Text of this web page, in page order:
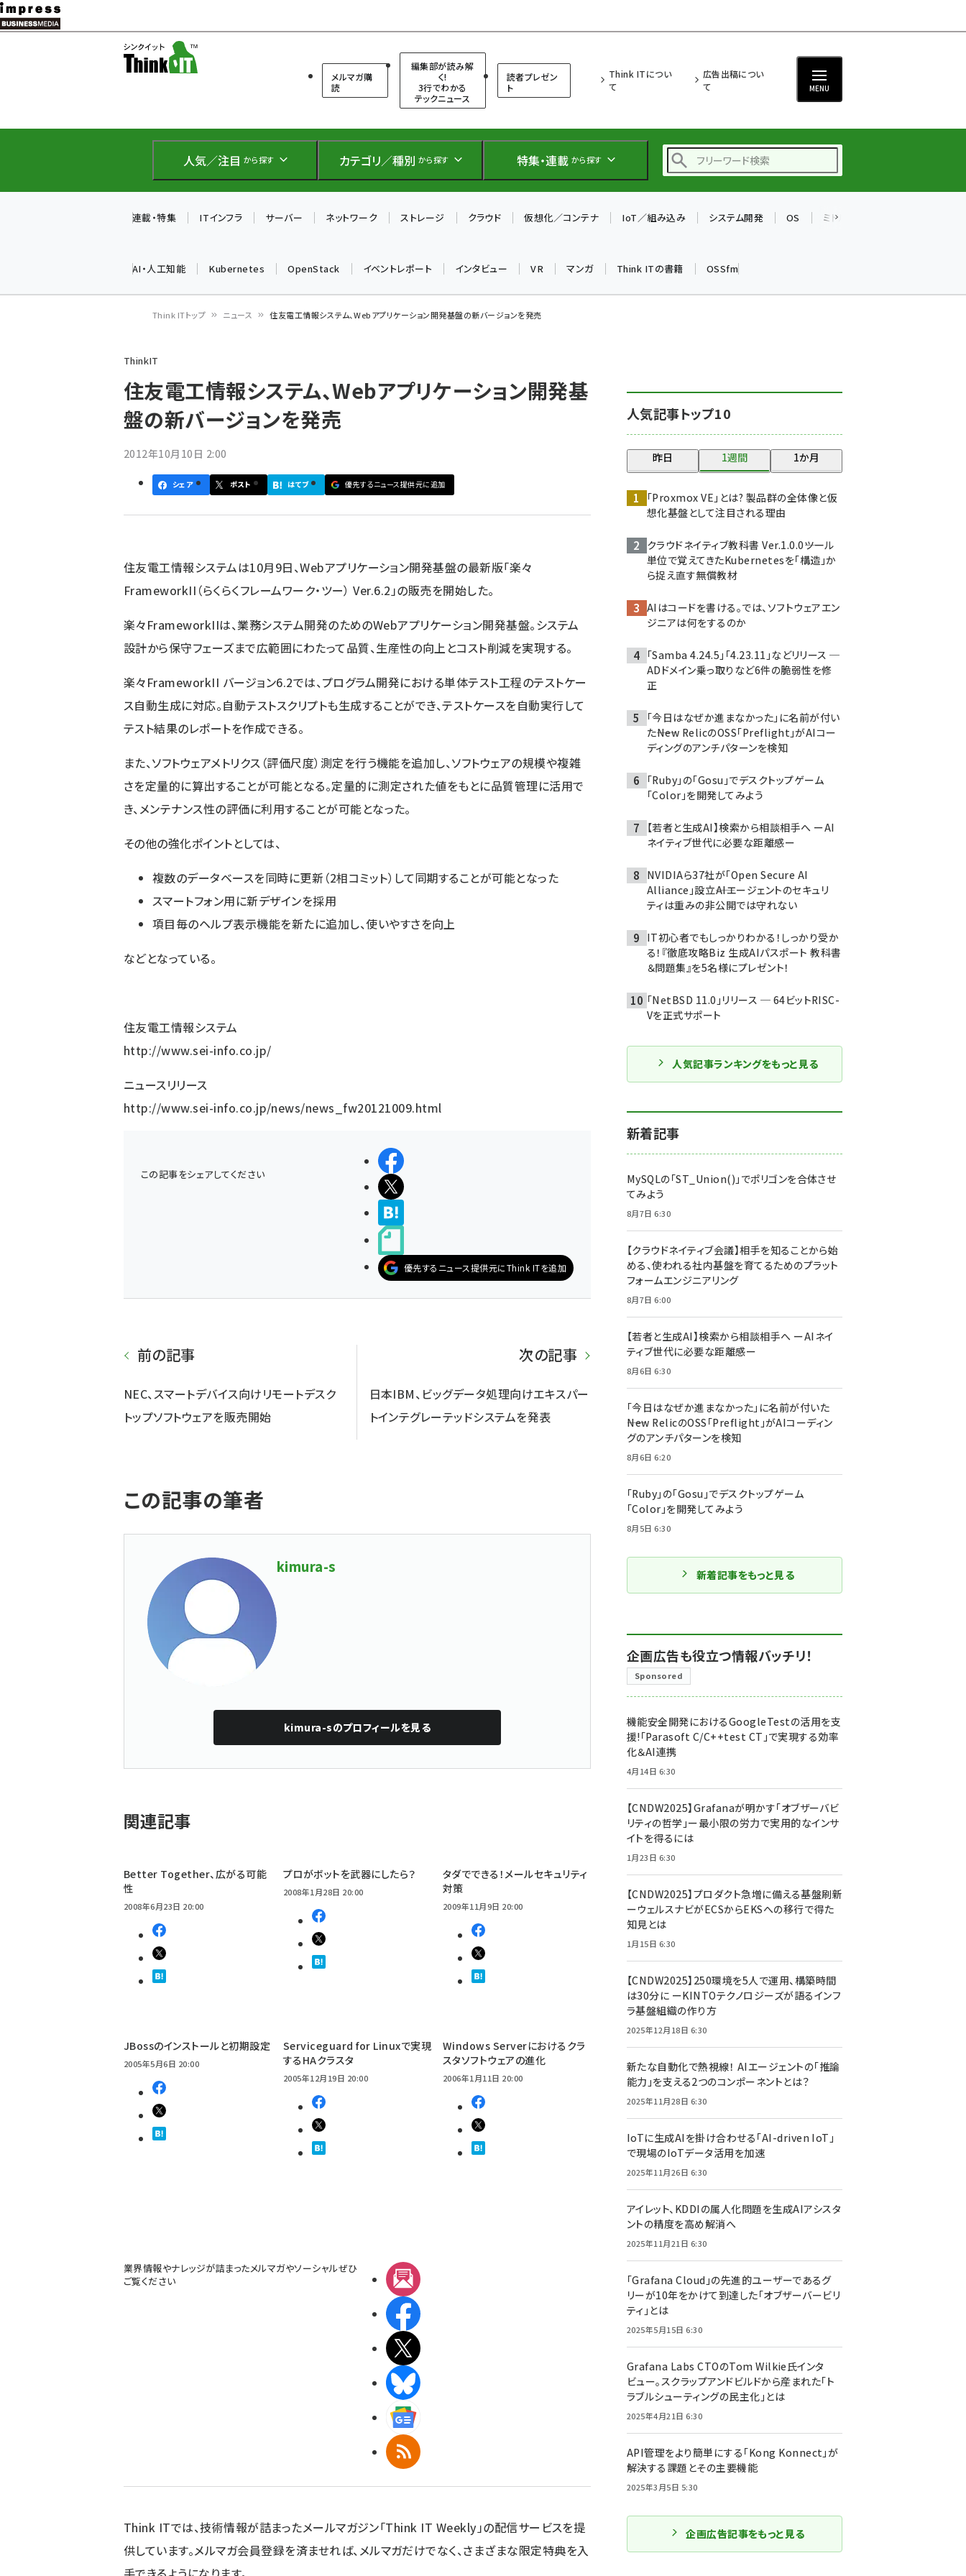
メ
イ
テ
に
メルマガ購
読
編集部が読み解
く!
3行でわかる
テックニュース
読者プレゼン
ト
Think ITについ
て
広告出稿につい
て
MENU
人気／注目 から探す カテゴリ／種別 から探す 特集・連載 から探す
仲間と築いた勝利の絆～
drupal (1963)
genai (1492)
abc123 (1367)
連載・特集 ITインフラ サーバー ネットワーク ストレージ クラウド 仮想化／コンテナ IoT／組み込み システム開発 OS ミドルウェア
AI・人工知能 Kubernetes OpenStack イベントレポート インタビュー VR マンガ Think ITの書籍 OSSfm
ン
く
ず
Think ITトップ ニュース 住友電工情報システム、Webアプリケーション開発基盤の新バージョンを発売
ThinkIT
住友電工情報システム、Webアプリケーション開発基
盤の新バージョンを発売
2012年10月10日 2:00
シェア ポスト はてブ 優先するニュース提供元に追加
住友電工情報システムは10月9日、Webアプリケーション開発基盤の最新版「楽々
FrameworkII（らくらくフレームワーク・ツー） Ver.6.2」の販売を開始した。
楽々FrameworkIIは、業務システム開発のためのWebアプリケーション開発基盤。システム
設計から保守フェーズまで広範囲にわたって品質、生産性の向上とコスト削減を実現する。
楽々FrameworkII バージョン6.2では、プログラム開発における単体テスト工程のテストケー
ス自動生成に対応。自動テストスクリプトも生成することができ、テストケースを自動実行して
テスト結果のレポートを作成できる。
また、ソフトウェアメトリクス（評価尺度）測定を行う機能を追加し、ソフトウェアの規模や複雑
さを定量的に算出することが可能となる。定量的に測定された値をもとに品質管理に活用で
き、メンテナンス性の評価に利用することが可能となった。
その他の強化ポイントとしては、
複数のデータベースを同時に更新（2相コミット）して同期することが可能となった
スマートフォン用に新デザインを採用
項目毎のヘルプ表示機能を新たに追加し、使いやすさを向上
などとなっている。
住友電工情報システム
http://www.sei-info.co.jp/
ニュースリリース
http://www.sei-info.co.jp/news/news_fw20121009.html
この記事をシェアしてください
シェアする
ポストする
優先するニュース提供元にThink ITを追加
前の記事
NEC、スマートデバイス向けリモートデスク
トップソフトウェアを販売開始
次の記事
日本IBM、ビッグデータ処理向けエキスパー
トインテグレーテッドシステムを発表
この記事の筆者
kimura-s
kimura-sのプロフィールを見る
関連記事
Better Together、広がる可能
性
2008年6月23日 20:00
プロがボットを武器にしたら？
2008年1月28日 20:00
タダでできる！メールセキュリティ
対策
2009年11月9日 20:00
JBossのインストールと初期設定
2005年5月6日 20:00
Serviceguard for Linuxで実現
するHAクラスタ
2005年12月19日 20:00
Windows Serverにおけるクラ
スタソフトウェアの進化
2006年1月11日 20:00
業界情報やナレッジが詰まったメルマガやソーシャルぜひ
ご覧ください
RSS
Think ITでは、技術情報が詰まったメールマガジン「Think IT Weekly」の配信サービスを提
供しています。メルマガ会員登録を済ませれば、メルマガだけでなく、さまざまな限定特典を入
人気記事トップ10
昨日 1週間 1か月
「Proxmox VE」とは? 製品群の全体像と仮
想化基盤として注目される理由
クラウドネイティブ教科書 Ver.1.0.0――ツール
単位で覚えてきたKubernetesを「構造」か
ら捉え直す無償教材
AIはコードを書ける。では、ソフトウェアエン
ジニアは何をするのか
「Samba 4.24.5」「4.23.11」などリリース ─
ADドメイン乗っ取りなど6件の脆弱性を修
正
「今日はなぜか進まなかった」に名前が付い
た――New RelicのOSS「Preflight」がAIコー
ディングのアンチパターンを検知
「Ruby」の「Gosu」でデスクトップゲーム
「Color」を開発してみよう
【若者と生成AI】検索から相談相手へ ーAI
ネイティブ世代に必要な距離感ー
NVIDIAら37社が「Open Secure AI
Alliance」設立――AIエージェントのセキュリ
ティは重みの非公開では守れない
IT初心者でもしっかりわかる！しっかり受か
る！『徹底攻略Biz 生成AIパスポート 教科書
＆問題集』を5名様にプレゼント！
「NetBSD 11.0」リリース ─ 64ビットRISC-
Vを正式サポート
人気記事ランキングをもっと見る
新着記事
MySQLの「ST_Union()」でポリゴンを合体させ
てみよう
8月7日 6:30
【クラウドネイティブ会議】相手を知ることから始
める、使われる社内基盤を育てるためのプラット
フォームエンジニアリング
8月7日 6:00
【若者と生成AI】検索から相談相手へ ーAIネイ
ティブ世代に必要な距離感ー
8月6日 6:30
「今日はなぜか進まなかった」に名前が付いた
――New RelicのOSS「Preflight」がAIコーディン
グのアンチパターンを検知
8月6日 6:20
「Ruby」の「Gosu」でデスクトップゲーム
「Color」を開発してみよう
8月5日 6:30
新着記事をもっと見る
企画広告も役立つ情報バッチリ！
Sponsored
機能安全開発におけるGoogleTestの活用を支
援!「Parasoft C/C++test CT」で実現する効率
化＆AI連携
4月14日 6:30
【CNDW2025】Grafanaが明かす「オブザーバビ
リティの哲学」ー最小限の労力で実用的なインサ
イトを得るには
1月23日 6:30
【CNDW2025】プロダクト急増に備える基盤刷新
ーウェルスナビがECSからEKSへの移行で得た
知見とは
1月15日 6:30
【CNDW2025】250環境を5人で運用、構築時間
は30分に ーKINTOテクノロジーズが語るインフ
ラ基盤組織の作り方
2025年12月18日 6:30
新たな自動化で熱視線！ AIエージェントの「推論
能力」を支える2つのコンポーネントとは？
2025年11月28日 6:30
IoTに生成AIを掛け合わせる「AI-driven IoT」
で現場のIoTデータ活用を加速
2025年11月26日 6:30
アイレット、KDDIの属人化問題を生成AIアシスタ
ントの精度を高め解消へ
2025年11月21日 6:30
「Grafana Cloud」の先進的ユーザーであるグ
リーが10年をかけて到達した「オブザーバービリ
ティ」とは
2025年5月15日 6:30
Grafana Labs CTOのTom Wilkie氏インタ
ビュー。スクラップアンドビルドから産まれた「ト
ラブルシューティングの民主化」とは
2025年4月21日 6:30
API管理をより簡単にする「Kong Konnect」が
解決する課題とその主要機能
2025年3月5日 5:30
企画広告記事をもっと見る